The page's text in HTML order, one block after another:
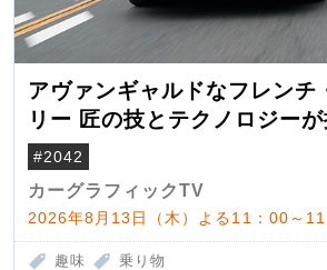
アヴァンギャルドなフレンチ
リー 匠の技とテクノロジー
界観
#2042
カーグラフィックTV
2026年8月13日（木）よる11：00～
趣味 乗り物